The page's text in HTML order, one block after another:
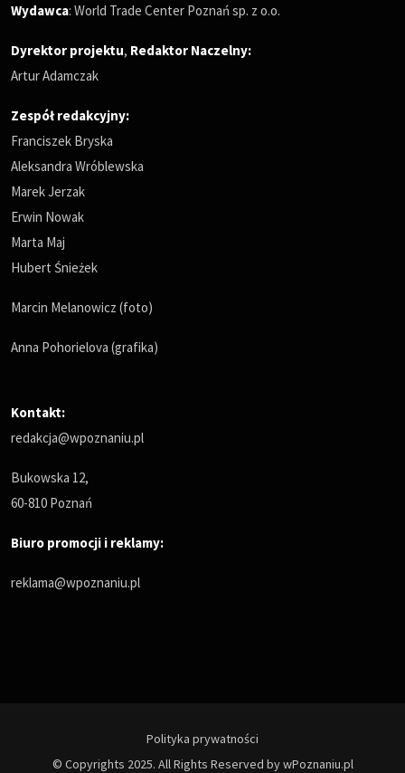
Wydawca: World Trade Center Poznań sp. z o.o.
Dyrektor projektu, Redaktor Naczelny:
Artur Adamczak
Zespół redakcyjny:
Franciszek Bryska
Aleksandra Wróblewska
Marek Jerzak
Erwin Nowak
Marta Maj
Hubert Śnieżek
Marcin Melanowicz (foto)
Anna Pohorielova (grafika)
Kontakt:
redakcja@wpoznaniu.pl
Bukowska 12,
60-810 Poznań
Biuro promocji i reklamy:
reklama@wpoznaniu.pl
Polityka prywatności
© Copyrights 2025. All Rights Reserved by wPoznaniu.pl